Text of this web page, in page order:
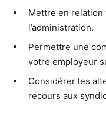
Mettre en
l’administration.
Permettre une
votre employeur
Considérer les
recours aux